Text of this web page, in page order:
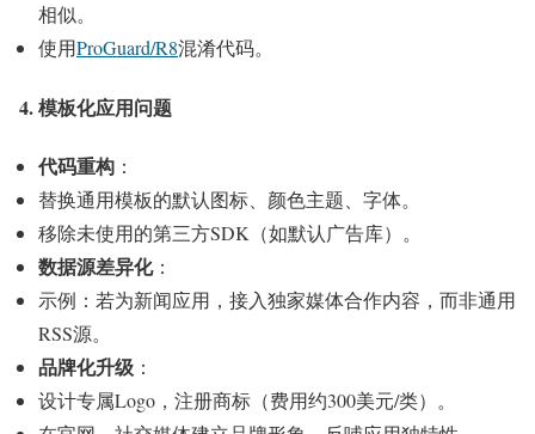
相似。
使用ProGuard/R8混淆代码。
4. 模板化应用问题
代码重构 ：
替换通用模板的默认图标、颜色主题、字体。
移除未使用的第三方SDK（如默认广告库）。
数据源差异化：
示例：若为新闻应用，接入独家媒体合作内容，而非通用
RSS源。
品牌化升级 ：
设计专属Logo，注册商标（费用约300美元/类）。